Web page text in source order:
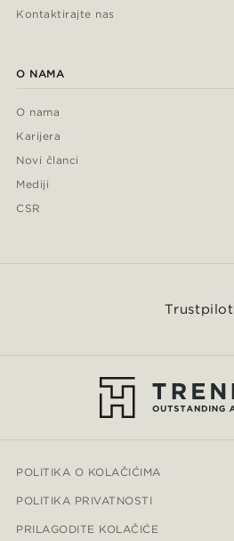
Kontaktirajte nas
O NAMA
O nama
Karijera
Novi članci
Mediji
CSR
Trustpilot
POLITIKA O KOLAČIĆIMA
POLITIKA PRIVATNOSTI
PRILAGODITE KOLAČIĆE